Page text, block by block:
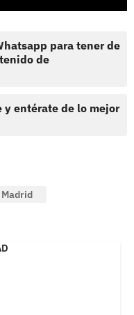
para tener de
de
y entérate de lo mejor
Madrid